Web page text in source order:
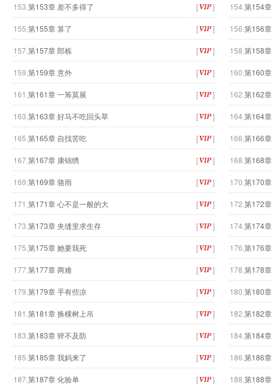
153. 第153章 差不多得了 [ ] 154. 第154
155. 第155章 算了 [ ] 156. 第156
157.第157章 郎栋 [ ] 158. 第158
159. 第159章 意外 [ ] 160. 第160
161. 第161章 一筹莫展 [ ] 162. 第162
163. 第163章 好马不吃回头草 [ ] 164. 第164
165. 第165章 自找苦吃 [ ] 166. 第166
167.第167章 康锦绣 [ ] 168. 第168
169. 第169章 骆雨 [ ] 170. 第170
171. 第171章 心不是一般的大 [ ] 172. 第172
173. 第173章 夹缝里求生存 [ ] 174. 第174
175. 第175章 她要我死 [ ] 176. 第176
177.第177章 两难 [ ] 178. 第178
179. 第179章 手有些凉 [ ] 180. 第180
181. 第181章 换棵树上吊 [ ] 182. 第182
183. 第183章 猝不及防 [ ] 184. 第184
185. 第185章 我妈来了 [ ] 186. 第186
187.第187章 化验单 [ ] 188. 第188